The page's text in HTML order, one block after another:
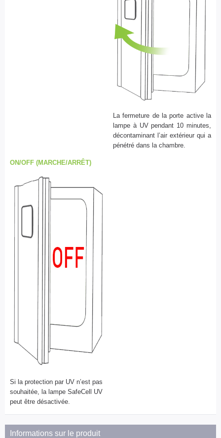
La fermeture de la porte active la
lampe à UV pendant 10 minutes,
décontaminant l’air extérieur qui a
pénétré dans la chambre.
ON/OFF (MARCHE/ARRÊT)
Si la protection par UV n’est pas
souhaitée, la lampe SafeCell UV
peut être désactivée.
Informations sur le produit